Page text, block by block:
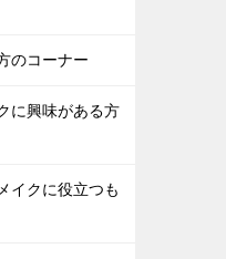
のコーナー
に興味がある方
イクに役立つも